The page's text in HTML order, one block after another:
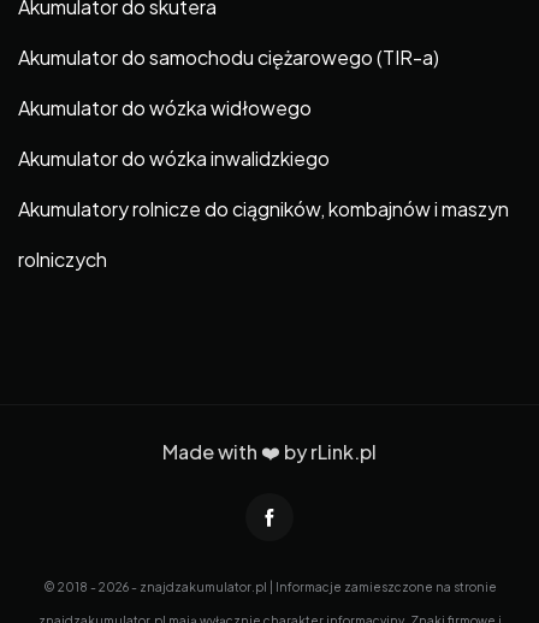
Akumulator do skutera
Akumulator do samochodu ciężarowego (TIR-a)
Akumulator do wózka widłowego
Akumulator do wózka inwalidzkiego
Akumulatory rolnicze do ciągników, kombajnów i maszyn
rolniczych
Made with ❤️ byrLink.pl
© 2018 - 2026 - znajdzakumulator.pl | Informacje zamieszczone na stronie